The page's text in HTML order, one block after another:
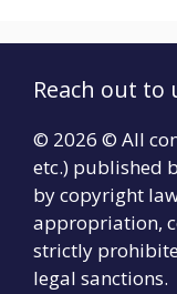
Reach out to
© 2026 © All
etc.) published
by copyright
appropriation,
strictly
legal sanctions.